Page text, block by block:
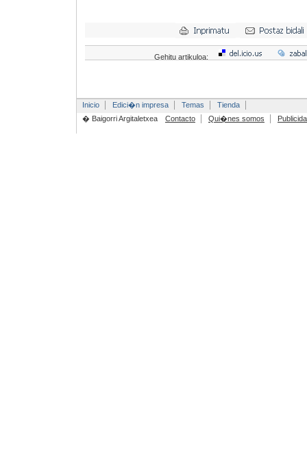
Gehitu artikuloa:
Inicio Edici�n impresa Temas
Tienda
� Baigorri Argitaletxea
Contacto Qui�nes somos